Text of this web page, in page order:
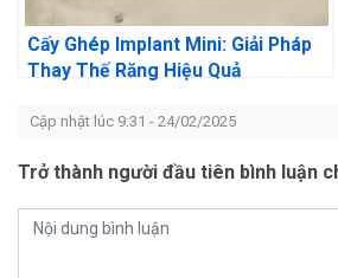
Cấy Ghép Implant Mini: Giải Pháp
Thay Thế Răng Hiệu Quả
Cập nhật lúc 9:31 - 24/02/2025
Trở thành người đầu tiên bình luận